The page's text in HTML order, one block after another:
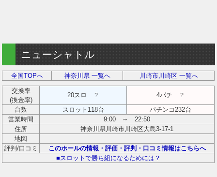
ニューシャトル
全国TOPへ 神奈川県 一覧へ 川崎市川崎区 一覧へ
交換率
(換金率)
20スロ ？
4パチ ？
台数
スロット118台
パチンコ232台
営業時間
9:00 ～ 22:50
住所
神奈川県川崎市川崎区大島3-17-1
地図
評判/口コミ
このホールの情報・評価・評判・口コミ情報はこちらへ
■スロットで勝ち組になるためには？